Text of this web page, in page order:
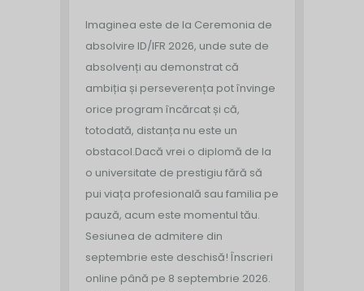
Imaginea este de la Ceremonia de
absolvire ID/IFR 2026, unde sute de
absolvenți au demonstrat că
ambiția și perseverența pot învinge
orice program încărcat și că,
totodată, distanța nu este un
obstacol.Dacă vrei o diplomă de la
o universitate de prestigiu fără să
pui viața profesională sau familia pe
pauză, acum este momentul tău.
Sesiunea de admitere din
septembrie este deschisă! Înscrieri
online până pe 8 septembrie 2026.